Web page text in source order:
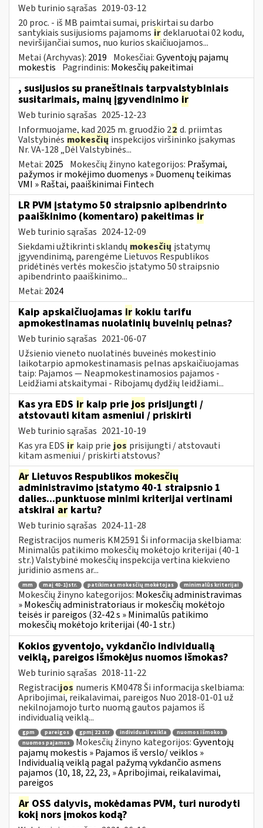
Web turinio sąrašas 2019-03-12
20 proc. - iš MB paimtai sumai, priskirtai su darbo
santykiais susijusioms pajamoms irdeklaruotai 02 kodu,
neviršijančiai sumos, nuo kurios skaičiuojamos...
Metai (Archyvas): 2019 Mokesčiai:Gyventojų pajamų
mokestis Pagrindinis: Mokesčių pakeitimai
, susijusios su praneštinais tarpvalstybiniais
susitarimais, mainų įgyvendinimo ir
Web turinio sąrašas 2025-12-23
Informuojame, kad 2025 m. gruodžio 22 d. priimtas
Valstybinės mokesčių inspekcijos viršininko įsakymas
Nr. VA-128 „Dėl Valstybinės...
Metai: 2025 Mokesčių žinyno kategorijos: Prašymai,
pažymos ir mokėjimo duomenys » Duomenų teikimas
VMI » Raštai, paaiškinimai Fintech
LR PVM įstatymo 50 straipsnio apibendrinto
paaiškinimo (komentaro) pakeitimas ir
Web turinio sąrašas 2024-12-09
Siekdami užtikrinti sklandų mokesčių įstatymų
įgyvendinimą, parengėme Lietuvos Respublikos
pridėtinės vertės mokesčio įstatymo 50 straipsnio
apibendrinto paaiškinimo...
Metai: 2024
Kaip apskaičiuojamas ir kokiu tarifu
apmokestinamas nuolatinių buveinių pelnas?
Web turinio sąrašas 2021-06-07
Užsienio vieneto nuolatinės buveinės mokestinio
laikotarpio apmokestinamasis pelnas apskaičiuojamas
taip: Pajamos — Neapmokestinamosios pajamos -
Leidžiami atskaitymai - Ribojamų dydžių leidžiami...
Kas yra EDS ir kaip prie jos prisijungti /
atstovauti kitam asmeniui / priskirti
Web turinio sąrašas 2021-10-19
Kas yra EDS ir kaip prie jos prisijungti / atstovauti
kitam asmeniui / priskirti atstovus?
Ar Lietuvos Respublikos mokesčių
administravimo įstatymo 40-1 straipsnio 1
dalies...punktuose minimi kriterijai vertinami
atskirai ar kartu?
Web turinio sąrašas 2024-11-28
Registracijos numeris KM2591 Ši informacija skelbiama:
Minimalūs patikimo mokesčių mokėtojo kriterijai (40-1
str.) Valstybinė mokesčių inspekcija vertina kiekvieno
juridinio asmens ar...
mm maį 40-1)str. patikimas mokesčių mokėtojas minimalūs kriterijai
Mokesčių žinyno kategorijos: Mokesčių administravimas
» Mokesčių administratoriaus ir mokesčių mokėtojo
teisės ir pareigos (32-42 s » Minimalūs patikimo
mokesčių mokėtojo kriterijai (40-1 str.)
Kokios gyventojo, vykdančio individualią
veiklą, pareigos išmokėjus nuomos išmokas?
Web turinio sąrašas 2018-11-22
Registracijos numeris KM0478 Ši informacija skelbiama:
Apribojimai, reikalavimai, pareigos Nuo 2018-01-01 už
nekilnojamojo turto nuomą gautos pajamos iš
individualią veiklą...
gpm pareigos gpmį 22 str individuali veikla
nuomos išmokos
nuomos pajamos
Mokesčių žinyno kategorijos:Gyventojų
pajamų mokestis » Pajamos iš verslo/ veiklos »
Individualią veiklą pagal pažymą vykdančio asmens
pajamos (10, 18, 22, 23, » Apribojimai, reikalavimai,
pareigos
Ar OSS dalyvis, mokėdamas PVM, turi nurodyti
kokį nors įmokos kodą?